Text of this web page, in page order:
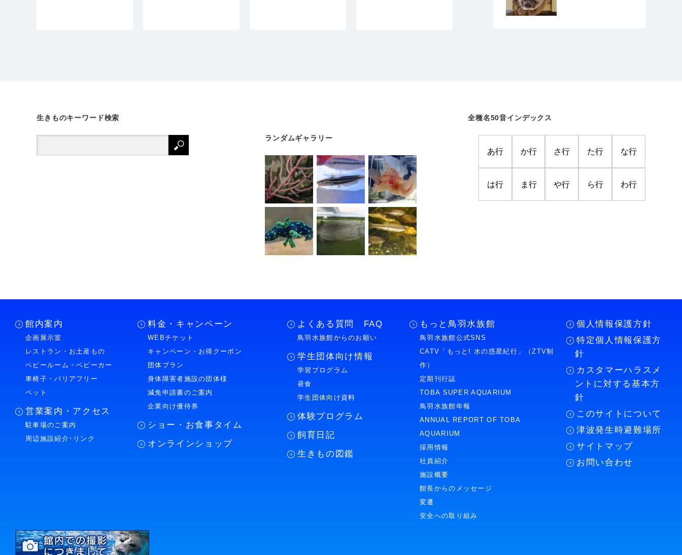
生きものキーワード検索 全種名50音インデックス
あ行 か行 さ行 た行 な行
は行 ま行 や行 ら行 わ行
ランダムギャラリー
館内案内
企画展示室
レストラン・お土産もの
ベビールーム・ベビーカー
車椅子・バリアフリー
ペット
営業案内・アクセス
駐車場のご案内
周辺施設紹介･リンク
料金・キャンペーン
WEBチケット
キャンペーン・お得クーポン
団体プラン
身体障害者施設の団体様
減免申請書のご案内
企業向け優待券
ショー・お食事タイム
オンラインショップ
よくある質問 FAQ
鳥羽水族館からのお願い
学生団体向け情報
学習プログラム
昼食
学生団体向け資料
体験プログラム
飼育日記
生きもの図鑑
もっと鳥羽水族館
鳥羽水族館公式SNS
CATV「もっと! 水の惑星紀行」（ZTV制
作）
定期刊行誌
TOBA SUPER AQUARIUM
鳥羽水族館年報
ANNUAL REPORT OF TOBA
AQUARIUM
採用情報
社員紹介
施設概要
館長からのメッセージ
変遷
安全への取り組み
個人情報保護方針
特定個人情報保護方
針
カスタマーハラスメ
ントに対する基本方
針
このサイトについて
津波発生時避難場所
サイトマップ
お問い合わせ